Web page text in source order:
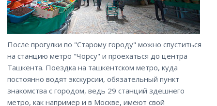
После прогулки по "Старому городу" можно спуститься
на станцию метро "Чорсу" и проехаться до центра
Ташкента. Поездка на ташкентском метро, куда
постоянно водят экскурсии, обязательный пункт
знакомства с городом, ведь 29 станций здешнего
метро, как например и в Москве, имеют свой